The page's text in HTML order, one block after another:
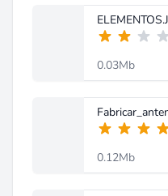
0.03Mb
0.12Mb